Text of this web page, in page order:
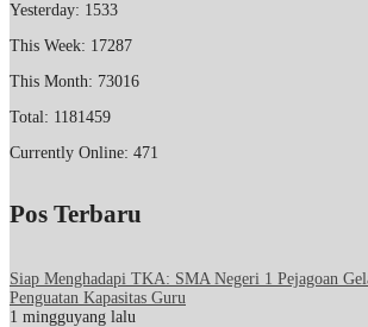
Yesterday: 1533
This Week: 17287
This Month: 73016
Total: 1181459
Currently Online: 471
Pos Terbaru
Siap Menghadapi TKA: SMA Negeri 1 Pejagoan
Penguatan Kapasitas Guru
1 mingguyang lalu